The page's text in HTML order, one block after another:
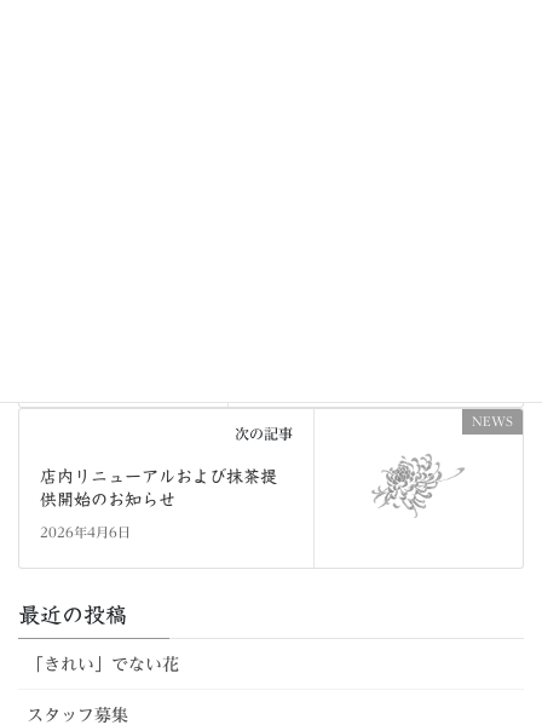
NEWS
次の記事
店内リニューアルおよび抹茶提
供開始のお知らせ
2026年4月6日
最近の投稿
「きれい」でない花
スタッフ募集